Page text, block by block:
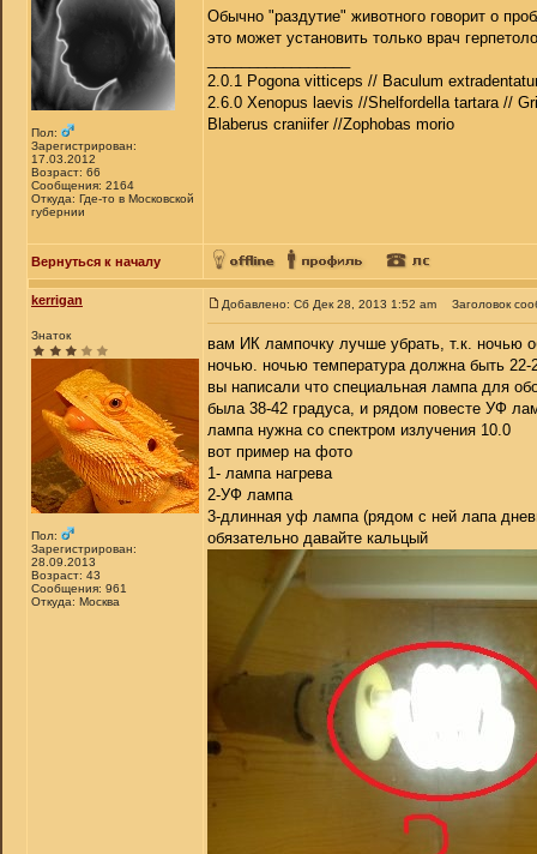
Пол:
Зарегистрирован:
17.03.2012
Возраст: 66
Сообщения: 2164
Откуда: Где-то в Московской
губернии
Обычно "раздутие" животного говорит о
это может установить только врач
2.0.1 Pogona vitticeps // Baculum
2.6.0 Xenopus laevis //Shelfordella tartara //
Blaberus craniifer //Zophobas morio
Вернуться к началу
kerrigan
Знаток
Пол:
Зарегистрирован:
28.09.2013
Возраст: 43
Сообщения: 961
Откуда: Москва
Добавлено: Сб Дек 28, 2013 1:52 am Заголовок
вам ИК лампочку лучше убрать, т.к. ночью
ночью. ночью температура должна быть 22-
вы написали что специальная лампа для
была 38-42 градуса, и рядом повесте УФ
лампа нужна со спектром излучения 10.0
вот пример на фото
1- лампа нагрева
2-УФ лампа
3-длинная уф лампа (рядом с ней лапа
обязательно давайте кальцый